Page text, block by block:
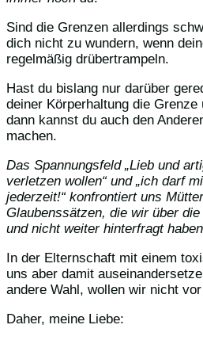
Sind die Grenzen allerdings
dich nicht zu wundern, wenn
regelmäßig drübertrampeln.
Hast du bislang nur darüber
deiner Körperhaltung die
dann kannst du auch den
machen.
Das Spannungsfeld „Lieb und
verletzen wollen“ und „ich darf
jederzeit!“ konfrontiert uns
Glaubenssätzen, die wir über
und nicht weiter hinterfragt
In der Elternschaft mit einem
uns aber damit
andere Wahl, wollen wir nicht
Daher, meine Liebe: